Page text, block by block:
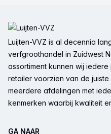
Luijten-VVZ is al decennia
verfgroothandel in Zuidwest
assortiment kunnen wij
retailer voorzien van de
meerdere afdelingen met
kenmerken waarbij kwaliteit
GA NAAR